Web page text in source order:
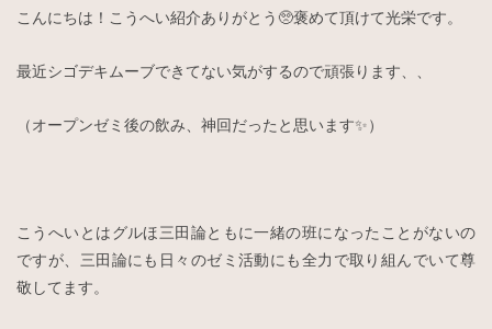
こんにちは！こうへい紹介ありがとう🥺褒めて頂けて光栄です。
最近シゴデキムーブできてない気がするので頑張ります、、
（オープンゼミ後の飲み、神回だったと思います✨）
こうへいとはグルほ三田論ともに一緒の班になったことがないの
ですが、三田論にも日々のゼミ活動にも全力で取り組んでいて尊
敬してます。